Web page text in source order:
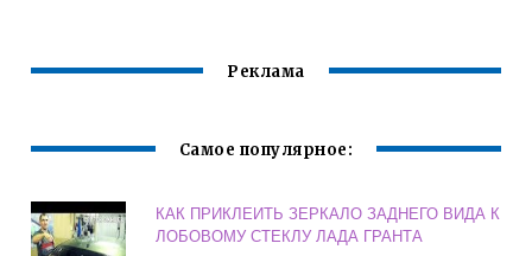
Реклама
Самое популярное:
КАК ПРИКЛЕИТЬ ЗЕРКАЛО ЗАДНЕГО ВИДА К
ЛОБОВОМУ СТЕКЛУ ЛАДА ГРАНТА